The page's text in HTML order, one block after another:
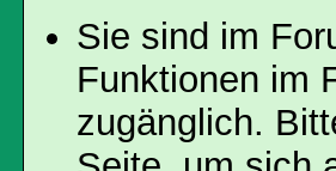
Sie sind im
Funktionen im
zugänglich.